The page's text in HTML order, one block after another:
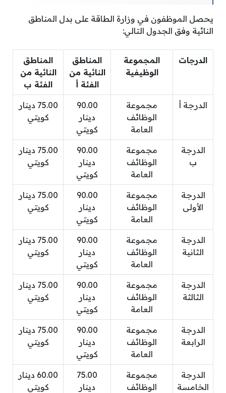
يحصل الموظفون في وزارة الطاقة على بدل المناطق
النائية وفق الجدول التالي:
الدرجات
المجموعة
الوظيفية
المناطق
النائية من
الفئة أ
المناطق
النائية من
الفئة ب
الدرجة أ
مجموعة
الوظائف
العامة
90.00
دينار
كويتي‏
75.00 دينار
كويتي‏
الدرجة
ب
مجموعة
الوظائف
العامة
90.00
دينار
كويتي‏
75.00 دينار
كويتي‏
الدرجة
الأولى
مجموعة
الوظائف
العامة
90.00
دينار
كويتي‏
75.00 دينار
كويتي‏
الدرجة
الثانية
مجموعة
الوظائف
العامة
90.00
دينار
كويتي‏
75.00 دينار
كويتي‏
الدرجة
الثالثة
مجموعة
الوظائف
العامة
90.00
دينار
كويتي‏
75.00 دينار
كويتي‏
الدرجة
الرابعة
مجموعة
الوظائف
العامة
90.00
دينار
كويتي‏
75.00 دينار
كويتي‏
الدرجة
الخامسة
مجموعة
الوظائف
75.00
دينار
60.00 دينار
كويتي‏